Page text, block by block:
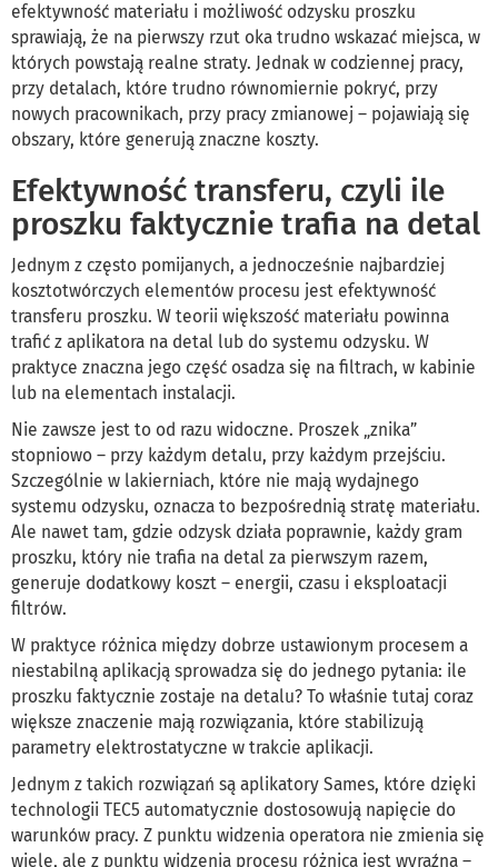
efektywność materiału i możliwość odzysku proszku
sprawiają, że na pierwszy rzut oka trudno wskazać miejsca, w
których powstają realne straty. Jednak w codziennej pracy,
przy detalach, które trudno równomiernie pokryć, przy
nowych pracownikach, przy pracy zmianowej – pojawiają się
obszary, które generują znaczne koszty.
Efektywność transferu, czyli ile
proszku faktycznie trafia na detal
Jednym z często pomijanych, a jednocześnie najbardziej
kosztotwórczych elementów procesu jest efektywność
transferu proszku. W teorii większość materiału powinna
trafić z aplikatora na detal lub do systemu odzysku. W
praktyce znaczna jego część osadza się na filtrach, w kabinie
lub na elementach instalacji.
Nie zawsze jest to od razu widoczne. Proszek „znika”
stopniowo – przy każdym detalu, przy każdym przejściu.
Szczególnie w lakierniach, które nie mają wydajnego
systemu odzysku, oznacza to bezpośrednią stratę materiału.
Ale nawet tam, gdzie odzysk działa poprawnie, każdy gram
proszku, który nie trafia na detal za pierwszym razem,
generuje dodatkowy koszt – energii, czasu i eksploatacji
filtrów.
W praktyce różnica między dobrze ustawionym procesem a
niestabilną aplikacją sprowadza się do jednego pytania: ile
proszku faktycznie zostaje na detalu? To właśnie tutaj coraz
większe znaczenie mają rozwiązania, które stabilizują
parametry elektrostatyczne w trakcie aplikacji.
Jednym z takich rozwiązań są aplikatory Sames, które dzięki
technologii TEC5 automatycznie dostosowują napięcie do
warunków pracy. Z punktu widzenia operatora nie zmienia się
wiele, ale z punktu widzenia procesu różnica jest wyraźna –